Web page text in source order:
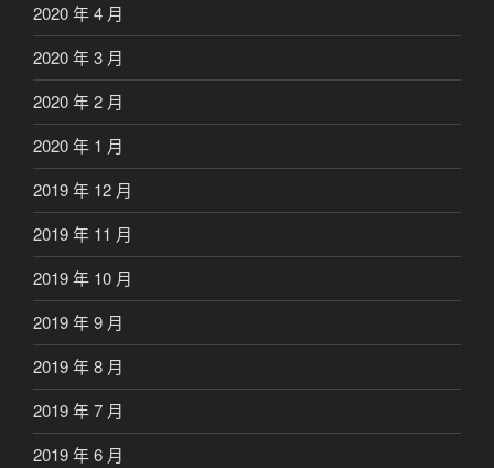
2020 年 4 月
2020 年 3 月
2020 年 2 月
2020 年 1 月
2019 年 12 月
2019 年 11 月
2019 年 10 月
2019 年 9 月
2019 年 8 月
2019 年 7 月
2019 年 6 月